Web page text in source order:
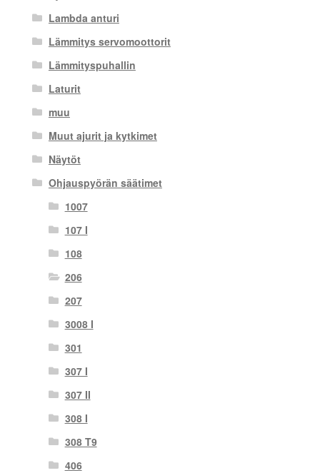
Lambda anturi
Lämmitys servomoottorit
Lämmityspuhallin
Laturit
muu
Muut ajurit ja kytkimet
Näytöt
Ohjauspyörän säätimet
1007
107 I
108
206
207
3008 I
301
307 I
307 II
308 I
308 T9
406